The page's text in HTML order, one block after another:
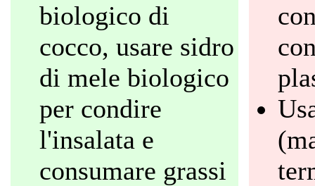
biologico di
cocco, usare sidro
di mele biologico
per condire
l'insalata e
consumare grassi